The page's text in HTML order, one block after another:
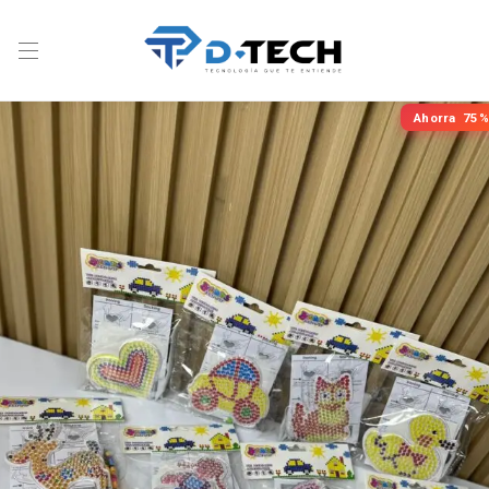
Ahorra 75%